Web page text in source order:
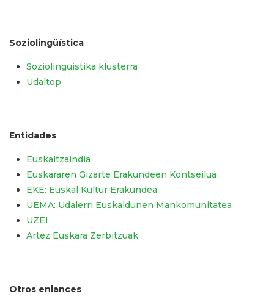
Soziolingüística
Soziolinguistika klusterra
Udaltop
Entidades
Euskaltzaindia
Euskararen Gizarte Erakundeen Kontseilua
EKE: Euskal Kultur Erakundea
UEMA: Udalerri Euskaldunen Mankomunitatea
UZEI
Artez Euskara Zerbitzuak
Otros enlances